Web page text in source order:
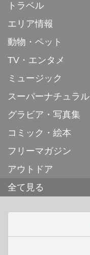
トラベル
エリア情報
動物・ペット
TV・エンタメ
ミュージック
スーパーナチュラル
グラビア・写真集
コミック・絵本
フリーマガジン
アウトドア
全て見る